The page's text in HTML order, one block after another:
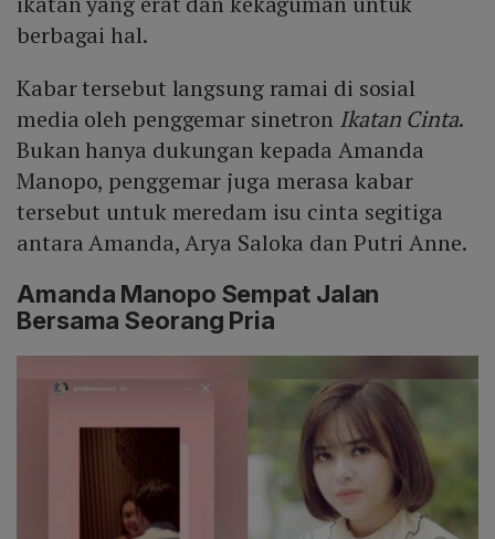
berbagai hal.
Kabar tersebut langsung ramai di sosial
media oleh penggemar sinetron Ikatan Cinta.
Bukan hanya dukungan kepada Amanda
Manopo, penggemar juga merasa kabar
tersebut untuk meredam isu cinta segitiga
antara Amanda, Arya Saloka dan Putri Anne.
Amanda Manopo Sempat Jalan
Bersama Seorang Pria